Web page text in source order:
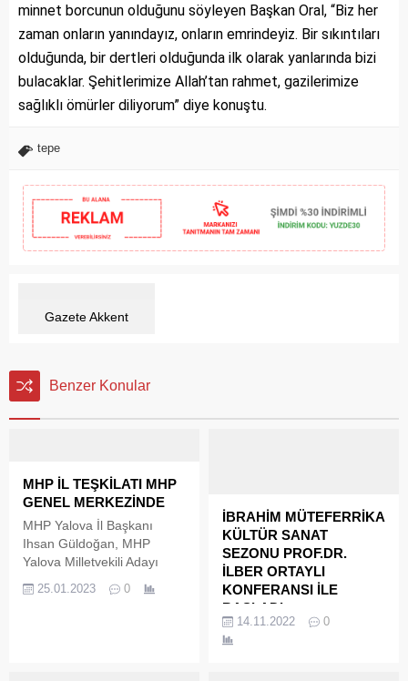
minnet borcunun olduğunu söyleyen Başkan Oral, “Biz her
zaman onların yanındayız, onların emrindeyiz. Bir sıkıntıları
olduğunda, bir dertleri olduğunda ilk olarak yanlarında bizi
bulacaklar. Şehitlerimize Allah’tan rahmet, gazilerimize
sağlıklı ömürler diliyorum” diye konuştu.
tepe
Gazete Akkent
Benzer Konular
MHP İL TEŞKİLATI MHP
GENEL MERKEZİNDE
MHP Yalova İl Başkanı
Ihsan Güldoğan, MHP
Yalova Milletvekili Adayı
yöneticileri MHP’li belediye
25.01.2023 0
İBRAHİM MÜTEFERRİKA
KÜLTÜR SANAT
SEZONU PROF.DR.
İLBER ORTAYLI
KONFERANSI İLE
BAŞLADI
Yalova Belediyesi, 2022-
2023 “Gelenekten Geleceğe
14.11.2022 0